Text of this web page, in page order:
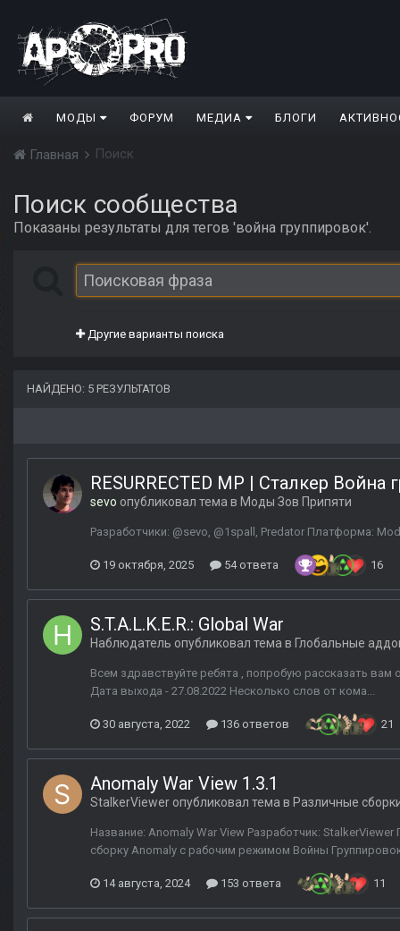
МОДЫ ФОРУМ МЕДИА БЛОГИ
Главная Поиск
Поиск сообщества
Показаны результаты для тегов 'война группировок'.
Другие варианты поиска
НАЙДЕНО: 5 РЕЗУЛЬТАТОВ
RESURRECTED MP | Сталкер Война
sevo опубликовал тема в Моды Зов Припяти
Разработчики: @sevo, @1spall, Predator Платформа:
19 октября, 2025 54 ответа 16
S.T.A.L.K.E.R.: Global War
Наблюдатель опубликовал тема в Глобальные
Всем здравствуйте ребята , попробую рассказать
Дата выхода - 27.08.2022 Несколько слов от кома...
30 августа, 2022 136 ответов 21
Anomaly War View 1.3.1
StalkerViewer опубликовал тема в Различные
Название: Anomaly War View Разработчик:
сборку Anomaly с рабочим режимом Войны
14 августа, 2024 153 ответа 11